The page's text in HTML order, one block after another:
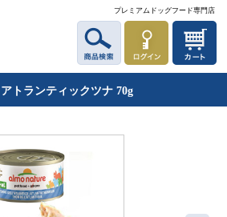
プレミアムドッグフード専門店
トランティックツナ 70g